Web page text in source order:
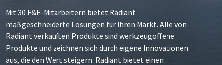
Mit 30 F&E-Mitarbeitern bietet Radiant
maßgeschneiderte Lösungen für Ihren Markt. Alle von
Radiant verkauften Produkte sind werkzeugoffene
Produkte und zeichnen sich durch eigene Innovationen
aus, die den Wert steigern. Radiant bietet einen